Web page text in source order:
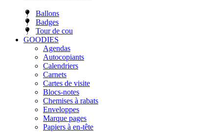
Ballons
Badges
Tour de cou
GOODIES
Agendas
Autocopiants
Calendriers
Carnets
Cartes de visite
Blocs-notes
Chemises à rabats
Enveloppes
Marque pages
Papiers à en-tête